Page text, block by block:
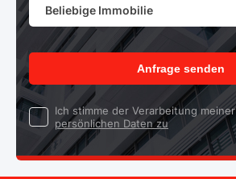
Beliebige Immobilie
Anfrage senden
Ich stimme der Verarbeitung meiner
persönlichen Daten zu